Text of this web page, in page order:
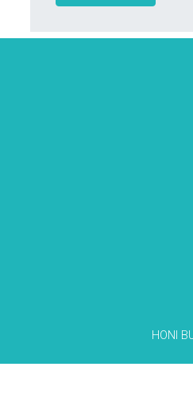
HONI